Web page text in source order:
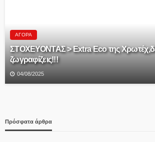
ΑΓΟΡΆ
ΣΤΟΧΕΥΟΝΤΑΣ > Extra Eco της
ζωγραφίζεις!!!
04/08/2025
Πρόσφατα άρθρα